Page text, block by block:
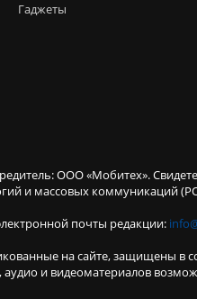
Гаджеты
ООО «Мобитех».
и массовых коммуникаций
почты редакции:
на сайте, защищены в
и видеоматериалов